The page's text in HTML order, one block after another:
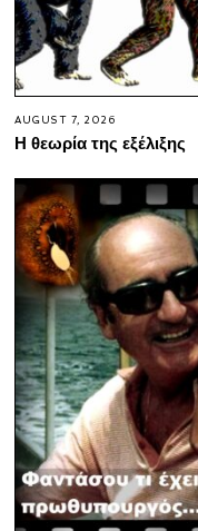
AUGUST 7, 2026
Η θεωρία της εξέλιξης